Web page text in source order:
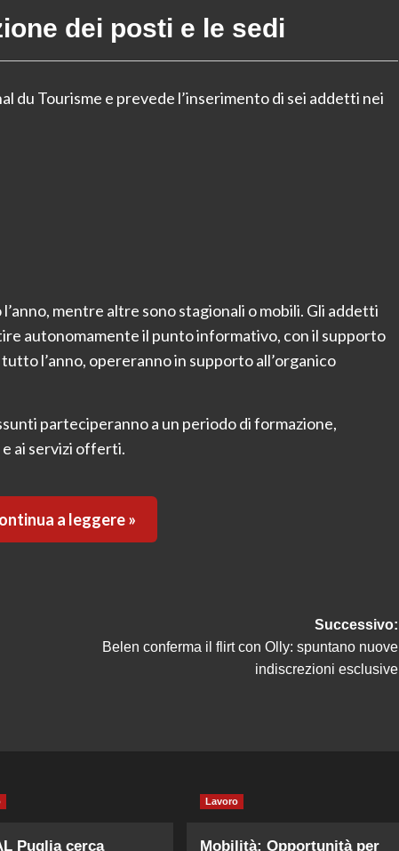
dei posti e le sedi
du Tourisme e prevede l’inserimento di sei addetti nei
mentre altre sono stagionali o mobili. Gli addetti
autonomamente il punto informativo, con il supporto
l’anno, opereranno in supporto all’organico
parteciperanno a un periodo di formazione,
e ai servizi offerti.
a leggere »
Successivo:
Belen conferma il flirt con Olly: spuntano nuove
indiscrezioni esclusive
Puglia cerca
Lavoro
Mobilità: Opportunità per